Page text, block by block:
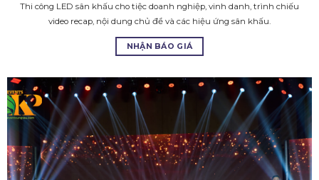
Thi công LED sân khấu cho tiệc doanh nghiệp, vinh danh, trình chiếu
video recap, nội dung chủ đề và các hiệu ứng sân khấu.
NHẬN BÁO GIÁ